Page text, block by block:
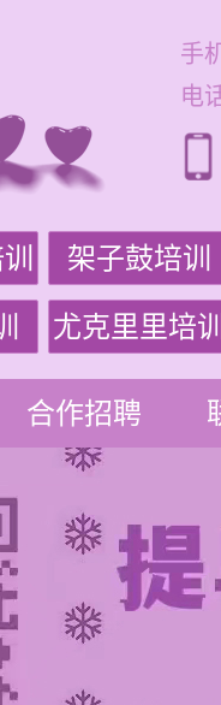
手
电
架子鼓培训
尤克里里培训
合作招聘